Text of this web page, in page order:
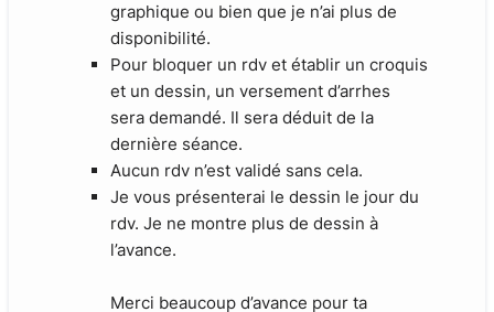
graphique ou bien que je n’ai plus de
disponibilité.
Pour bloquer un rdv et établir un croquis
et un dessin, un versement d’arrhes
sera demandé. Il sera déduit de la
dernière séance.
Aucun rdv n’est validé sans cela.
Je vous présenterai le dessin le jour du
rdv. Je ne montre plus de dessin à
l’avance.
Merci beaucoup d’avance pour ta